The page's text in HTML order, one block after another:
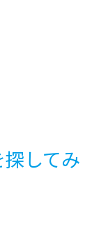
してみ